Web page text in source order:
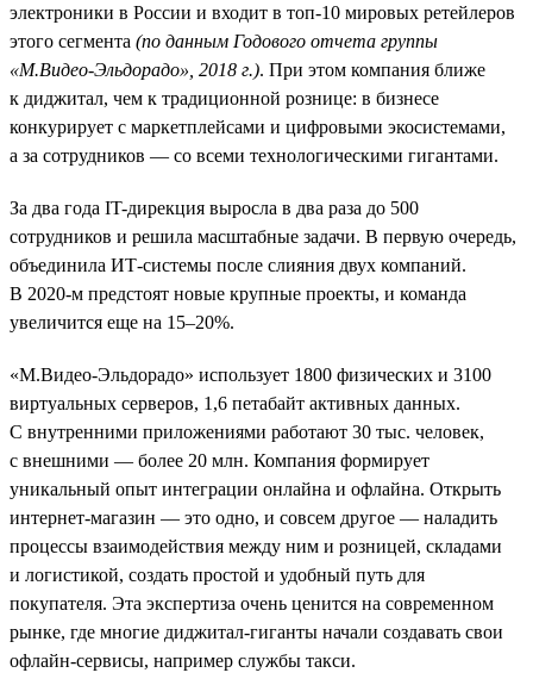
электроники в России и входит в топ-10 мировых ретейлеров
этого сегмента (по данным Годового отчета группы
«М.Видео-Эльдорадо», 2018 г.). При этом компания ближе
к диджитал, чем к традиционной рознице: в бизнесе
конкурирует с маркетплейсами и цифровыми экосистемами,
а за сотрудников — со всеми технологическими гигантами.
За два года IT-дирекция выросла в два раза до 500
сотрудников и решила масштабные задачи. В первую очередь,
объединила ИТ-системы после слияния двух компаний.
В 2020-м предстоят новые крупные проекты, и команда
увеличится еще на 15–20%.
«М.Видео-Эльдорадо» использует 1800 физических и 3100
виртуальных серверов, 1,6 петабайт активных данных.
С внутренними приложениями работают 30 тыс. человек,
с внешними — более 20 млн. Компания формирует
уникальный опыт интеграции онлайна и офлайна. Открыть
интернет-магазин — это одно, и совсем другое — наладить
процессы взаимодействия между ним и розницей, складами
и логистикой, создать простой и удобный путь для
покупателя. Эта экспертиза очень ценится на современном
рынке, где многие диджитал-гиганты начали создавать свои
офлайн-сервисы, например службы такси.